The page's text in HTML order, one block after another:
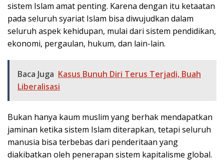
sistem Islam amat penting. Karena dengan itu ketaatan
pada seluruh syariat Islam bisa diwujudkan dalam
seluruh aspek kehidupan, mulai dari sistem pendidikan,
ekonomi, pergaulan, hukum, dan lain-lain.
Baca Juga Kasus Bunuh Diri Terus Terjadi, Buah
Liberalisasi
Bukan hanya kaum muslim yang berhak mendapatkan
jaminan ketika sistem Islam diterapkan, tetapi seluruh
manusia bisa terbebas dari penderitaan yang
diakibatkan oleh penerapan sistem kapitalisme global.